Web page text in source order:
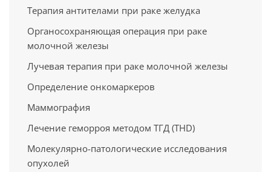
Терапия антителами при раке желудка
Органосохраняющая операция при раке
молочной железы
Лучевая терапия при раке молочной железы
Определение онкомаркеров
Маммография
Лечение геморроя методом ТГД (THD)
Молекулярно-патологические исследования
опухолей